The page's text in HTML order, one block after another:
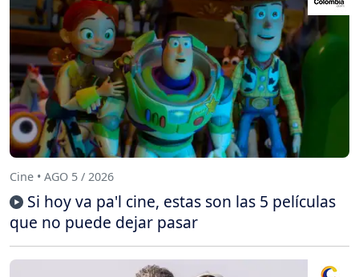
Cine • AGO 5 / 2026
Si hoy va pa'l cine, estas son las 5 películas
que no puede dejar pasar